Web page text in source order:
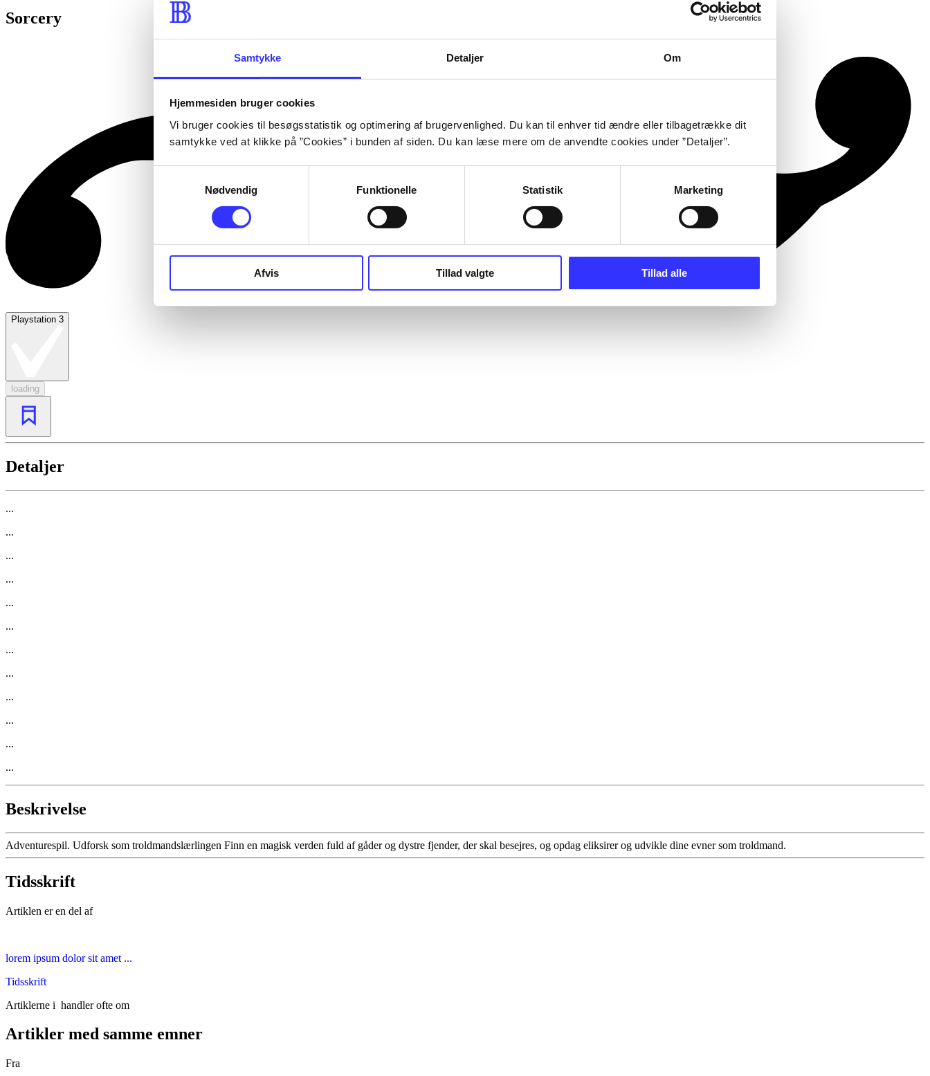
Samtykke Detaljer Om
Hjemmesiden bruger cookies
Vi bruger cookies til besøgsstatistik og optimering af brugervenlighed. Du kan til enhver tid ændre eller tilbagetrække dit
samtykke ved at klikke på ”Cookies” i bunden af siden. Du kan læse mere om de anvendte cookies under ”Detaljer”.
Nødvendig
Funktionelle Statistik Marketing
Afvis Tillad valgte Tillad alle
Sorcery
Playstation 3
loading
Detaljer
...
...
...
...
...
...
...
...
...
...
...
...
Beskrivelse
Adventurespil. Udforsk som troldmandslærlingen Finn en magisk verden fuld af gåder og dystre fjender, der skal besejres, og opdag eliksirer og udvikle dine evner som troldmand.
Tidsskrift
Artiklen er en del af
lorem ipsum dolor sit amet ...
Tidsskrift
Artiklerne i handler ofte om
Artikler med samme emner
Fra